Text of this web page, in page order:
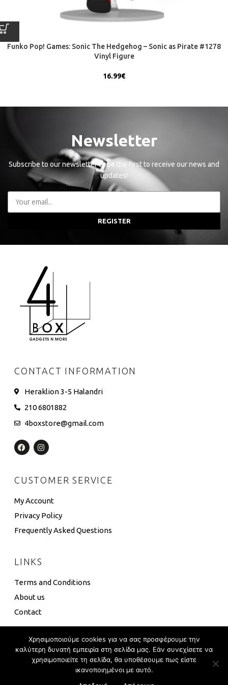
Funko Pop! Games: Sonic The Hedgehog – Sonic as Pirate #1278
Vinyl Figure
16.99€
Newsletter
Subscribe to our newsletter to be the first to receive our news and
updates!
REGISTER
CONTACT INFORMATION
Heraklion 3-5 Halandri
210 6801882
4boxstore@gmail.com
CUSTOMER SERVICE
My Account
Privacy Policy
Frequently Asked Questions
LINKS
Terms and Conditions
About us
Contact
4 Box © Eshop Development Global Touch
Χρησιμοποιούμε cookies για να σας προσφέρουμε την
καλύτερη δυνατή εμπειρία στη σελίδα μας. Εάν συνεχίσετε να
χρησιμοποιείτε τη σελίδα, θα υποθέσουμε πως είστε
ικανοποιημένοι με αυτό.